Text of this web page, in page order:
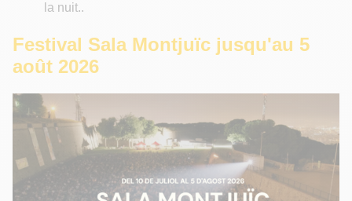
la nuit..
Festival Sala Montjuïc jusqu'au 5
août 2026